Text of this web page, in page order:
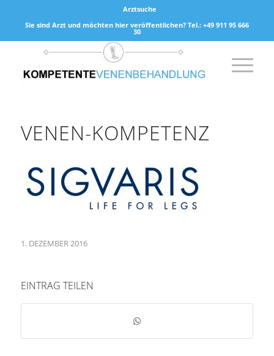
Arztsuche
Sie sind Arzt und möchten hier veröffentlichen? Tel.: +49 911 95 666
30
VENEN-KOMPETENZ
1. DEZEMBER 2016
EINTRAG TEILEN